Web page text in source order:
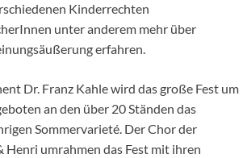
Kinderrechten
unter anderem mehr über
erfahren.
Dr. Franz Kahle wird das große Fest um
an den über 20 Ständen das
Sommervarieté. Der Chor der
Henri umrahmen das Fest mit ihren